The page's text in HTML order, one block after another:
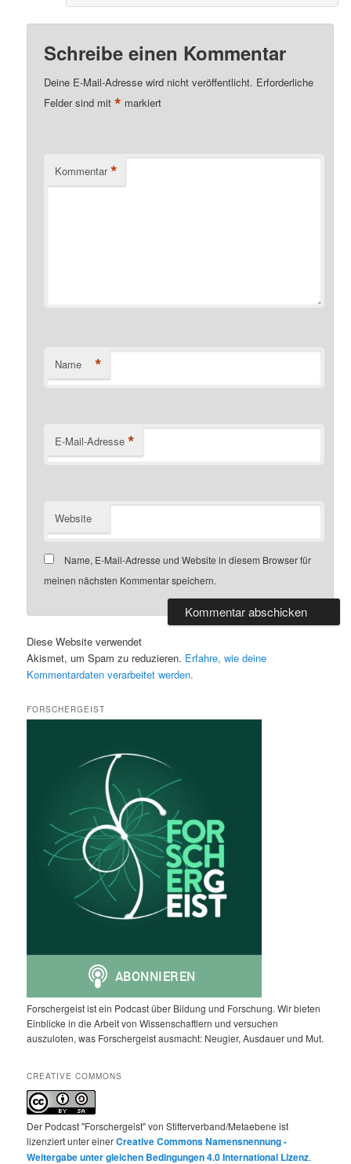
Schreibe einen Kommentar
Deine E-Mail-Adresse wird nicht veröffentlicht. Erforderliche
Felder sind mit* markiert
Kommentar *
Name *
E-Mail-Adresse *
Website
Name, E-Mail-Adresse und Website in diesem Browser für
meinen nächsten Kommentar speichern.
Diese Website verwendet
Akismet, um Spam zu reduzieren. Erfahre, wie deine
Kommentardaten verarbeitet werden.
FORSCHERGEIST
Forschergeist ist ein Podcast über Bildung und Forschung. Wir bieten
Einblicke in die Arbeit von Wissenschaftlern und versuchen
auszuloten, was Forschergeist ausmacht: Neugier, Ausdauer und Mut.
CREATIVE COMMONS
Der Podcast "Forschergeist" von Stifterverband/Metaebene ist
lizenziert unter einerCreative Commons Namensnennung -
Weitergabe unter gleichen Bedingungen 4.0 International Lizenz.